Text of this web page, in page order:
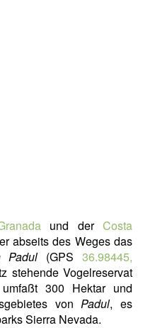
und derCosta
abseits des Weges das
Padul (GPS36.98445,
stehende Vogelreservat
300 Hektar und
vonPadul, es
Sierra Nevada.